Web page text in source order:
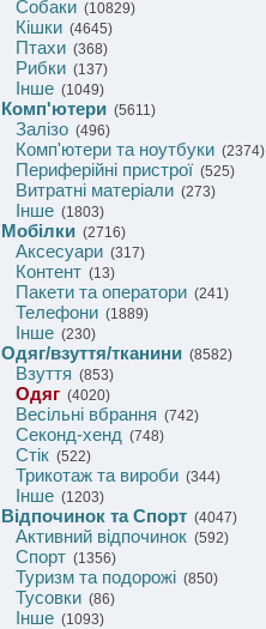
Собаки (10829)
Кішки (4645)
Птахи (368)
Рибки (137)
Інше (1049)
Комп'ютери (5611)
Залізо (496)
Комп'ютери та ноутбуки (2374)
Периферійні пристрої (525)
Витратні матеріали (273)
Інше (1803)
Мобілки (2716)
Аксесуари (317)
Контент (13)
Пакети та оператори (241)
Телефони (1889)
Інше (230)
Одяг/взуття/тканини (8582)
Взуття (853)
Одяг (4020)
Весільні вбрання (742)
Секонд-хенд (748)
Стік (522)
Трикотаж та вироби (344)
Інше (1203)
Відпочинок та Спорт (4047)
Активний відпочинок (592)
Спорт (1356)
Туризм та подорожі (850)
Тусовки (86)
Інше (1093)